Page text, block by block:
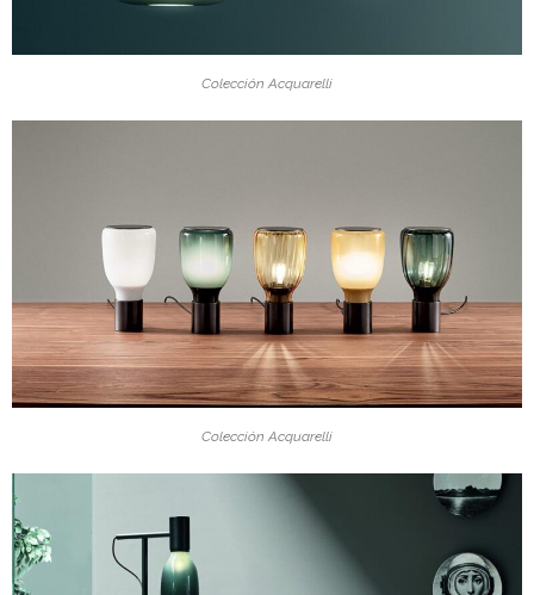
Colección Acquarelli
Colección Acquarelli